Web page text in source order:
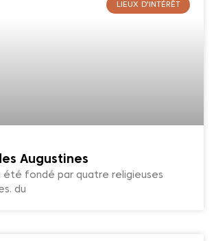
LIEUX D'INTÉRÊT
Augustines
été fondé par quatre religieuses
du